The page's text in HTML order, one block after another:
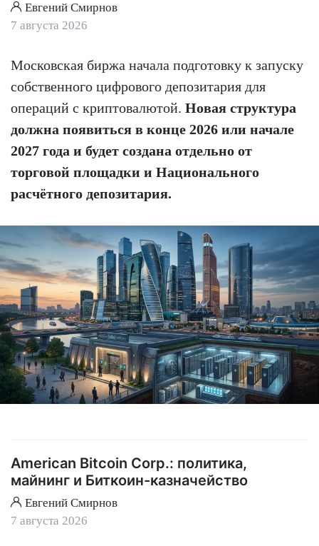
Евгений Смирнов
7 августа 2026
Московская биржа начала подготовку к запуску
собственного цифрового депозитария для
операций с криптовалютой. Новая структура
должна появиться в конце 2026 или начале
2027 года и будет создана отдельно от
торговой площадки и Национального
расчётного депозитария.
American Bitcoin Corp.: политика,
майнинг и Биткоин-казначейство
Евгений Смирнов
7 августа 2026